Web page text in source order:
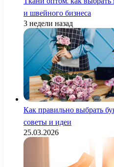
и швейного бизнеса
3 недели назад
Как правильно выбрать
советы и идеи
25.03.2026